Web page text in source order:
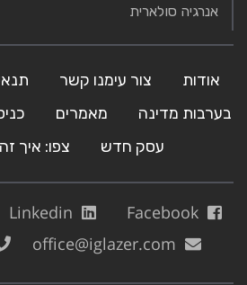
אנרגיה סולארית
אודות צור עימנו קשר
בערבות מדינה
מאמרים
עסק חדש
צפו: איך
Facebook